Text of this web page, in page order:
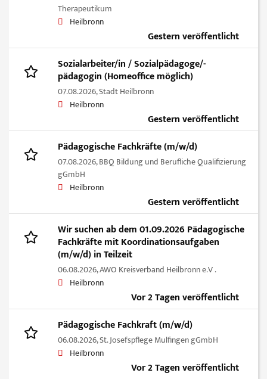
Therapeutikum
Heilbronn
Gestern veröffentlicht
Sozialarbeiter/in / Sozialpädagoge/-
pädagogin (Homeoffice möglich)
07.08.2026,Stadt Heilbronn
Heilbronn
Gestern veröffentlicht
Pädagogische Fachkräfte (m/w/d)
07.08.2026,BBQ Bildung und Berufliche Qualifizierung
gGmbH
Heilbronn
Gestern veröffentlicht
Wir suchen ab dem 01.09.2026 Pädagogische
Fachkräfte mit Koordinationsaufgaben
(m/w/d) in Teilzeit
06.08.2026,AWO Kreisverband Heilbronn e.V .
Heilbronn
Vor 2 Tagen veröffentlicht
Pädagogische Fachkraft (m/w/d)
06.08.2026,St. Josefspflege Mulfingen gGmbH
Heilbronn
Vor 2 Tagen veröffentlicht